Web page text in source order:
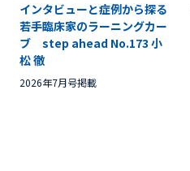
インタビューと症例から探る
若手臨床家のラーニングカー
ブ step ahead No.173 小
松 徹
2026年7月号掲載